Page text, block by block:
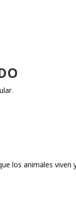
los animales viven